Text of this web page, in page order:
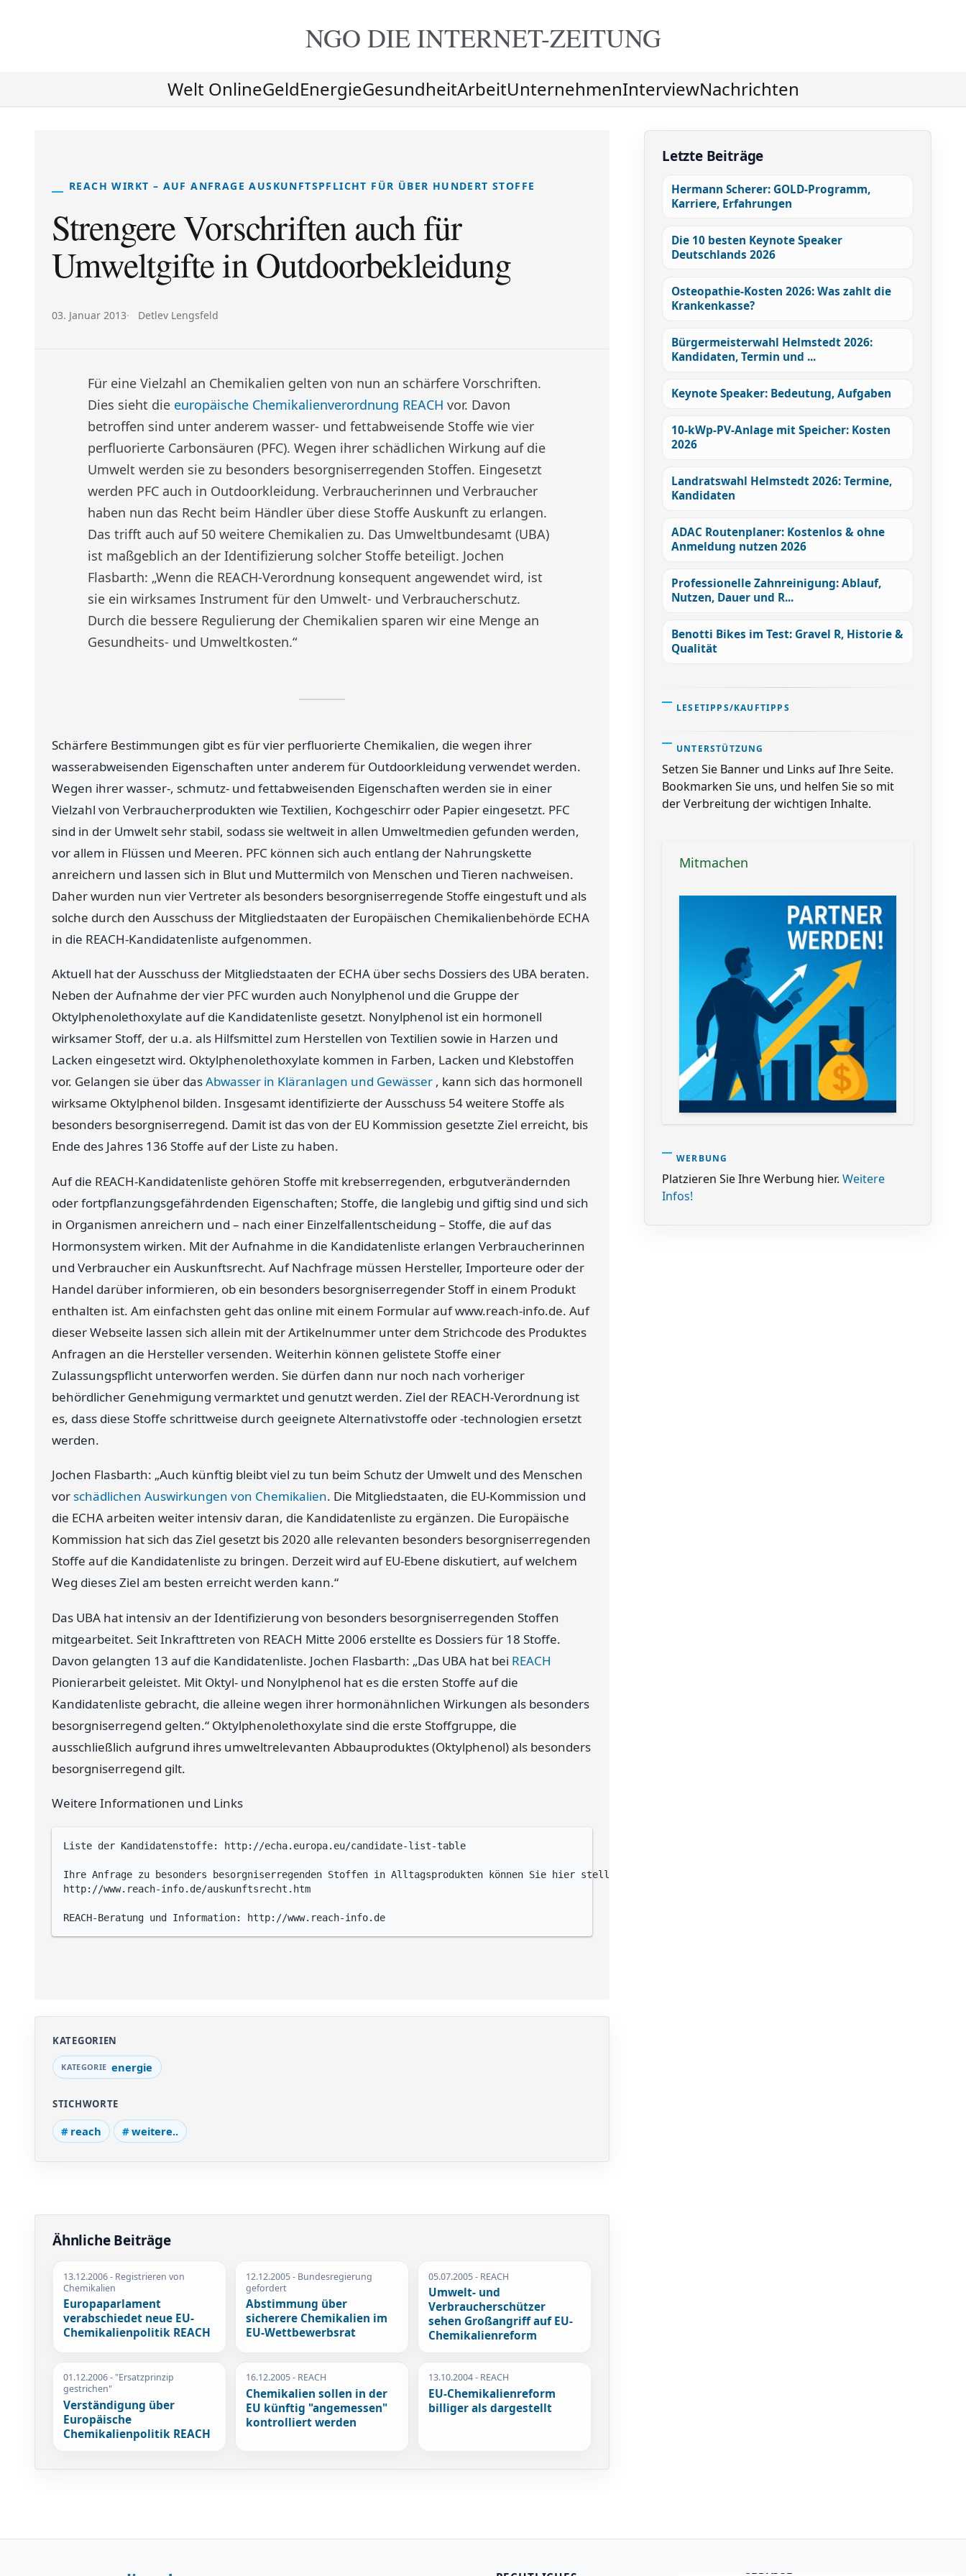
NGO DIEINTERNET-ZEITUNG
Welt OnlineGeldEnergieGesundheitArbeitUnternehmenInterviewNachrichten
REACH WIRKT – AUF ANFRAGE AUSKUNFTSPFLICHT FÜR ÜBER HUNDERT STOFFE
Strengere Vorschriften auch für
Umweltgifte in Outdoorbekleidung
Veröffentlicht am:
03. Januar 2013 Autor:
Detlev Lengsfeld
Für eine Vielzahl an Chemikalien gelten von nun an schärfere Vorschriften.
Dies sieht die europäische Chemikalienverordnung REACH vor. Davon
betroffen sind unter anderem wasser- und fettabweisende Stoffe wie vier
perfluorierte Carbonsäuren (PFC). Wegen ihrer schädlichen Wirkung auf die
Umwelt werden sie zu besonders besorgniserregenden Stoffen. Eingesetzt
werden PFC auch in Outdoorkleidung. Verbraucherinnen und Verbraucher
haben nun das Recht beim Händler über diese Stoffe Auskunft zu erlangen.
Das trifft auch auf 50 weitere Chemikalien zu. Das Umweltbundesamt (UBA)
ist maßgeblich an der Identifizierung solcher Stoffe beteiligt. Jochen
Flasbarth: „Wenn die REACH-Verordnung konsequent angewendet wird, ist
sie ein wirksames Instrument für den Umwelt- und Verbraucherschutz.
Durch die bessere Regulierung der Chemikalien sparen wir eine Menge an
Gesundheits- und Umweltkosten.“
Schärfere Bestimmungen gibt es für vier perfluorierte Chemikalien, die wegen ihrer
wasserabweisenden Eigenschaften unter anderem für Outdoorkleidung verwendet werden.
Wegen ihrer wasser-, schmutz- und fettabweisenden Eigenschaften werden sie in einer
Vielzahl von Verbraucherprodukten wie Textilien, Kochgeschirr oder Papier eingesetzt. PFC
sind in der Umwelt sehr stabil, sodass sie weltweit in allen Umweltmedien gefunden werden,
vor allem in Flüssen und Meeren. PFC können sich auch entlang der Nahrungskette
anreichern und lassen sich in Blut und Muttermilch von Menschen und Tieren nachweisen.
Daher wurden nun vier Vertreter als besonders besorgniserregende Stoffe eingestuft und als
solche durch den Ausschuss der Mitgliedstaaten der Europäischen Chemikalienbehörde ECHA
in die REACH-Kandidatenliste aufgenommen.
Aktuell hat der Ausschuss der Mitgliedstaaten der ECHA über sechs Dossiers des UBA beraten.
Neben der Aufnahme der vier PFC wurden auch Nonylphenol und die Gruppe der
Oktylphenolethoxylate auf die Kandidatenliste gesetzt. Nonylphenol ist ein hormonell
wirksamer Stoff, der u.a. als Hilfsmittel zum Herstellen von Textilien sowie in Harzen und
Lacken eingesetzt wird. Oktylphenolethoxylate kommen in Farben, Lacken und Klebstoffen
vor. Gelangen sie über dasAbwasser in Kläranlagen und Gewässer , kann sich das hormonell
wirksame Oktylphenol bilden. Insgesamt identifizierte der Ausschuss 54 weitere Stoffe als
besonders besorgniserregend. Damit ist das von der EU Kommission gesetzte Ziel erreicht, bis
Ende des Jahres 136 Stoffe auf der Liste zu haben.
Auf die REACH-Kandidatenliste gehören Stoffe mit krebserregenden, erbgutverändernden
oder fortpflanzungsgefährdenden Eigenschaften; Stoffe, die langlebig und giftig sind und sich
in Organismen anreichern und – nach einer Einzelfallentscheidung – Stoffe, die auf das
Hormonsystem wirken. Mit der Aufnahme in die Kandidatenliste erlangen Verbraucherinnen
und Verbraucher ein Auskunftsrecht. Auf Nachfrage müssen Hersteller, Importeure oder der
Handel darüber informieren, ob ein besonders besorgniserregender Stoff in einem Produkt
enthalten ist. Am einfachsten geht das online mit einem Formular auf www.reach-info.de. Auf
dieser Webseite lassen sich allein mit der Artikelnummer unter dem Strichcode des Produktes
Anfragen an die Hersteller versenden. Weiterhin können gelistete Stoffe einer
Zulassungspflicht unterworfen werden. Sie dürfen dann nur noch nach vorheriger
behördlicher Genehmigung vermarktet und genutzt werden. Ziel der REACH-Verordnung ist
es, dass diese Stoffe schrittweise durch geeignete Alternativstoffe oder -technologien ersetzt
werden.
Jochen Flasbarth: „Auch künftig bleibt viel zu tun beim Schutz der Umwelt und des Menschen
vor schädlichen Auswirkungen von Chemikalien. Die Mitgliedstaaten, die EU-Kommission und
die ECHA arbeiten weiter intensiv daran, die Kandidatenliste zu ergänzen. Die Europäische
Kommission hat sich das Ziel gesetzt bis 2020 alle relevanten besonders besorgniserregenden
Stoffe auf die Kandidatenliste zu bringen. Derzeit wird auf EU-Ebene diskutiert, auf welchem
Weg dieses Ziel am besten erreicht werden kann.“
Das UBA hat intensiv an der Identifizierung von besonders besorgniserregenden Stoffen
mitgearbeitet. Seit Inkrafttreten von REACH Mitte 2006 erstellte es Dossiers für 18 Stoffe.
Davon gelangten 13 auf die Kandidatenliste. Jochen Flasbarth: „Das UBA hat bei REACH
Pionierarbeit geleistet. Mit Oktyl- und Nonylphenol hat es die ersten Stoffe auf die
Kandidatenliste gebracht, die alleine wegen ihrer hormonähnlichen Wirkungen als besonders
besorgniserregend gelten.“ Oktylphenolethoxylate sind die erste Stoffgruppe, die
ausschließlich aufgrund ihres umweltrelevanten Abbauproduktes (Oktylphenol) als besonders
besorgniserregend gilt.
Weitere Informationen und Links
Liste der Kandidatenstoffe: http://echa.europa.eu/candidate-list-table
Ihre Anfrage zu besonders besorgniserregenden Stoffen in Alltagsprodukten können Sie hier stellen:
http://www.reach-info.de/auskunftsrecht.htm
KATEGORIEN
energie
STICHWORTE
reach weitere..
Ähnliche Beiträge
13.12.2006- Registrieren von
Chemikalien
Europaparlament
verabschiedet neue EU-
Chemikalienpolitik REACH
12.12.2005- Bundesregierung
gefordert
Abstimmung über
sicherere Chemikalien im
EU-Wettbewerbsrat
05.07.2005- REACH
Umwelt- und
Verbraucherschützer
sehen Großangriff auf EU-
Chemikalienreform
01.12.2006- "Ersatzprinzip
gestrichen"
Verständigung über
Europäische
Chemikalienpolitik REACH
16.12.2005- REACH
Chemikalien sollen in der
EU künftig "angemessen"
kontrolliert werden
13.10.2004- REACH
EU-Chemikalienreform
billiger als dargestellt
Letzte Beiträge
Hermann Scherer: GOLD-Programm,
Karriere, Erfahrungen
Die 10 besten Keynote Speaker
Deutschlands 2026
Osteopathie-Kosten 2026: Was zahlt die
Krankenkasse?
Bürgermeisterwahl Helmstedt 2026:
Kandidaten, Termin und ...
Keynote Speaker: Bedeutung, Aufgaben
10-kWp-PV-Anlage mit Speicher: Kosten
2026
Landratswahl Helmstedt 2026: Termine,
Kandidaten
ADAC Routenplaner: Kostenlos & ohne
Anmeldung nutzen 2026
Professionelle Zahnreinigung: Ablauf,
Nutzen, Dauer und R...
Benotti Bikes im Test: Gravel R, Historie &
Qualität
LESETIPPS/KAUFTIPPS
UNTERSTÜTZUNG
Setzen Sie Banner und Links auf Ihre Seite.
Bookmarken Sie uns, und helfen Sie so mit
der Verbreitung der wichtigen Inhalte.
Mitmachen
WERBUNG
Platzieren Sie Ihre Werbung hier. Weitere
Infos!